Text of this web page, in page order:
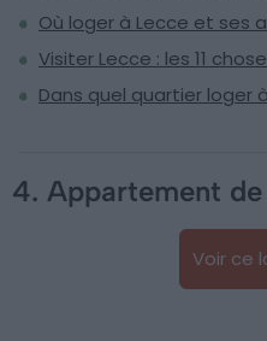
Où loger à Lecce et ses
Visiter Lecce : les 11
Dans quel quartier loger
4. Appartement
Voir ce